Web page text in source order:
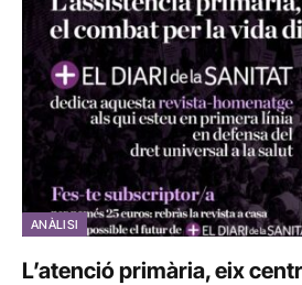
ANÀLISI
L’atenció primària, eix